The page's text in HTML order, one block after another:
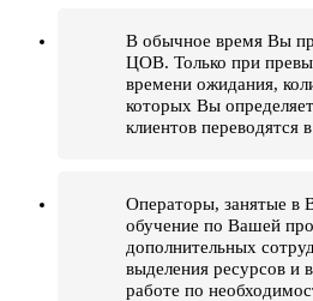
В обычное время Вы
ЦОВ. Только при
времени ожидания,
которых Вы
клиентов переводятся
Операторы, занятые в
обучение по Вашей
дополнительных
выделения ресурсов и
работе по